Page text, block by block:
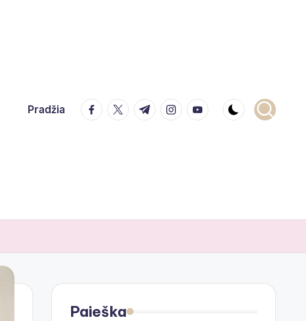
Pradžia facebook.com
twitter.com
t.me instagram.com
youtube.com
Paieška